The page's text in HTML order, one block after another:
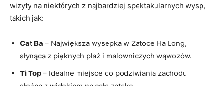
wizyty na ⁢niektórych‍ z najbardziej‌ spektakularnych wysp,
takich jak:
Cat Ba – Największa wysepka w Zatoce ⁣Ha Long,
słynąca z pięknych plaż i malowniczych wąwozów.
Ti Top – Idealne miejsce do podziwiania zachodu